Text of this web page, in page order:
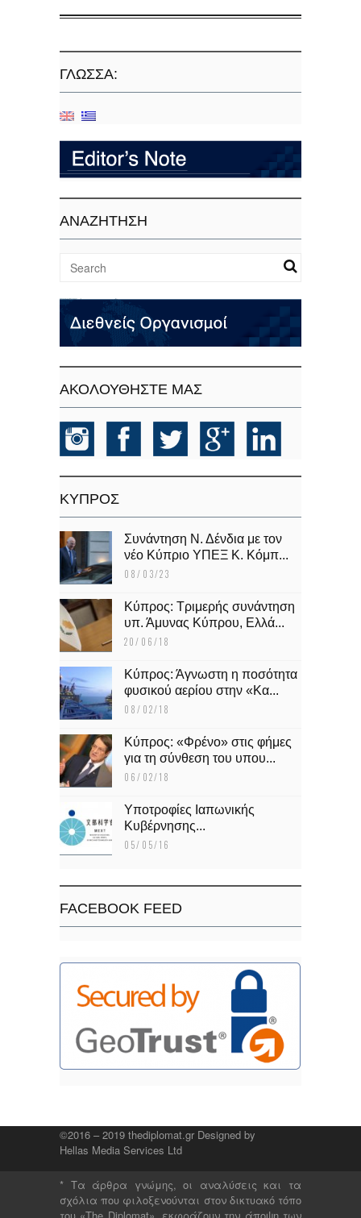
ΓΛΏΣΣΑ:
ΑΝΑΖΗΤΗΣΗ
ΑΚΟΛΟΥΘΗΣΤΕ ΜΑΣ
KΥΠΡΟΣ
Συνάντηση Ν. Δένδια με τον
νέο Κύπριο ΥΠΕΞ Κ. Κόμπ...
08/03/23
Κύπρος: Τριμερής συνάντηση
υπ. Άμυνας Κύπρου, Ελλά...
20/06/18
Κύπρος: Άγνωστη η ποσότητα
φυσικού αερίου στην «Κα...
08/02/18
Κύπρος: «Φρένο» στις φήμες
για τη σύνθεση του υπου...
06/02/18
Υποτροφίες Ιαπωνικής
Κυβέρνησης...
05/05/16
FACEBOOK FEED
©2016 – 2019 thediplomat.gr Designed by
Hellas Media Services Ltd
* Τα άρθρα γνώμης, οι αναλύσεις και τα
σχόλια που φιλοξενούνται στον δικτυακό τόπο